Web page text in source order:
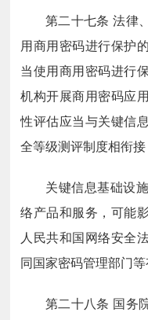
第二十七条 法律
用商用密码进行保护
当使用商用密码进行
机构开展商用密码应
性评估应当与关键信
全等级测评制度相衔接
关键信息基础设
络产品和服务，可能
人民共和国网络安全
同国家密码管理部门
第二十八条 国务